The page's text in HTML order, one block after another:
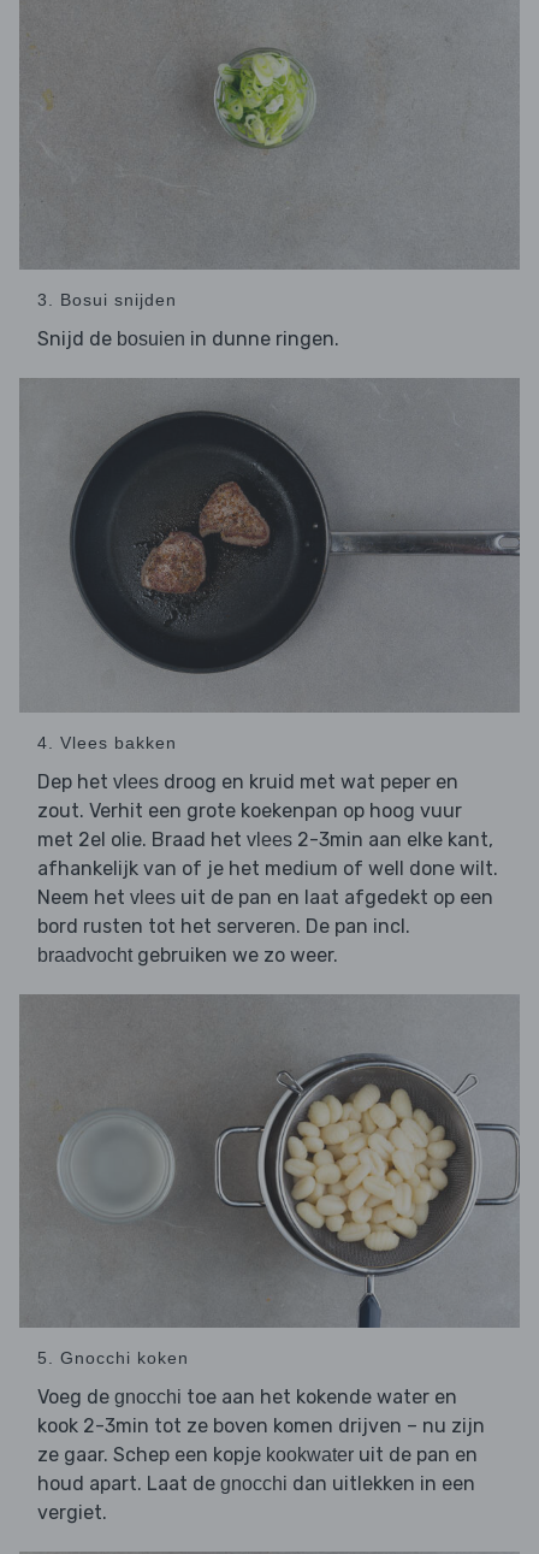
3. Bosui snijden
Snijd de bosuien in dunne ringen.
4. Vlees bakken
Dep het vlees droog en kruid met wat peper en
zout. Verhit een grote koekenpan op hoog vuur
met 2el olie. Braad het vlees 2-3min aan elke kant,
afhankelijk van of je het medium of well done wilt.
Neem het vlees uit de pan en laat afgedekt op een
bord rusten tot het serveren. De pan incl.
braadvocht gebruiken we zo weer.
5. Gnocchi koken
Voeg de gnocchi toe aan het kokende water en
kook 2-3min tot ze boven komen drijven – nu zijn
ze gaar. Schep een kopje kookwater uit de pan en
houd apart. Laat de gnocchi dan uitlekken in een
vergiet.